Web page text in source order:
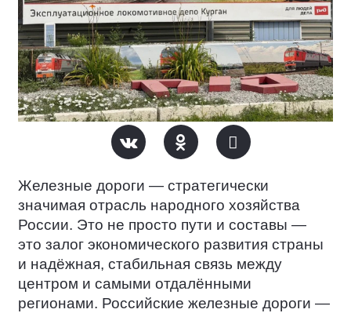
Железные дороги — стратегически
значимая отрасль народного хозяйства
России. Это не просто пути и составы —
это залог экономического развития страны
и надёжная, стабильная связь между
центром и самыми отдалёнными
регионами. Российские железные дороги —